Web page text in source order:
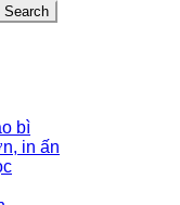
Search
bì
in ấn